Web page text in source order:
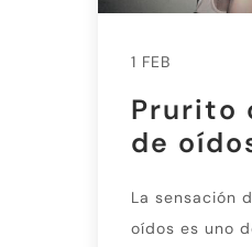
1 FEB
Prurito
de
La sensación
oídos es uno